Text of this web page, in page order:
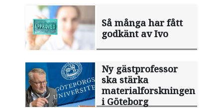
Så många har fått
godkänt av Ivo
Ny gästprofessor
ska stärka
materialforskningen
i Göteborg